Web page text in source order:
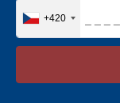
+420